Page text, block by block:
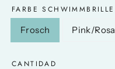
FARBE SCHWIMMBRILLE
Frosch Pink/Rosa
CANTIDAD